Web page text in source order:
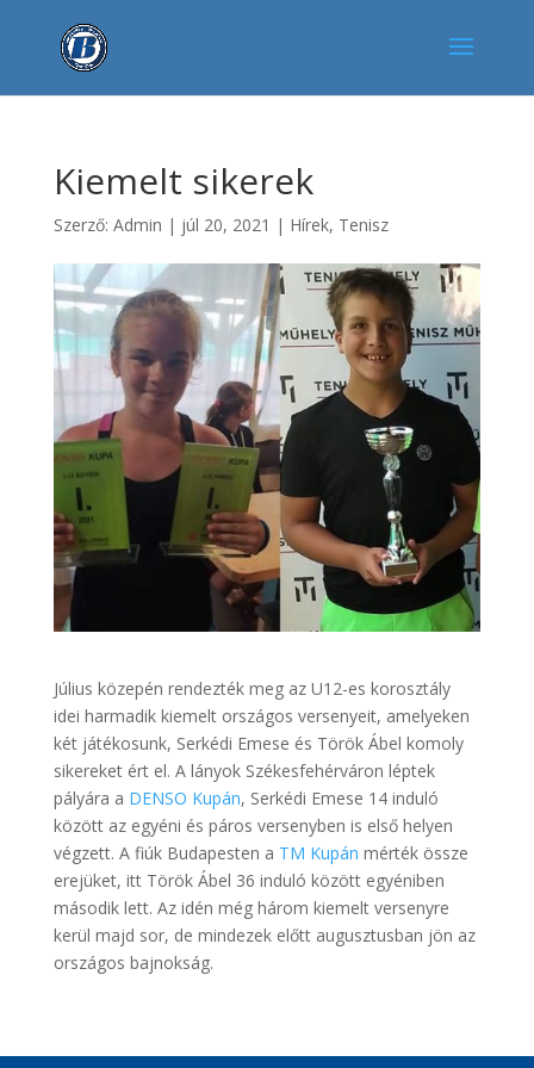
Kiemelt sikerek
Szerző: Admin | júl 20, 2021 | Hírek, Tenisz
Július közepén rendezték meg az U12-es korosztály
idei harmadik kiemelt országos versenyeit, amelyeken
két játékosunk, Serkédi Emese és Török Ábel komoly
sikereket ért el. A lányok Székesfehérváron léptek
pályára a DENSO Kupán, Serkédi Emese 14 induló
között az egyéni és páros versenyben is első helyen
végzett. A fiúk Budapesten a TM Kupán mérték össze
erejüket, itt Török Ábel 36 induló között egyéniben
második lett. Az idén még három kiemelt versenyre
kerül majd sor, de mindezek előtt augusztusban jön az
országos bajnokság.